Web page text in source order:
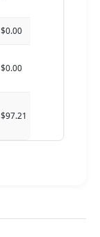
$0.00
$0.00
$97.21